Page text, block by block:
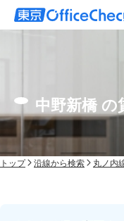
中野新橋
トップ 沿線から検索 丸ノ内